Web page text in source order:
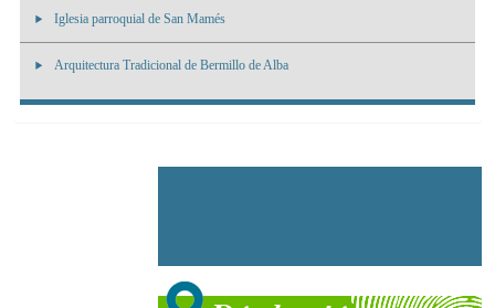
Iglesia parroquial de San Mamés
Arquitectura Tradicional de Bermillo de Alba